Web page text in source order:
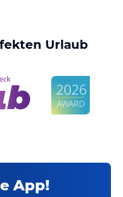
Urlaub
App!